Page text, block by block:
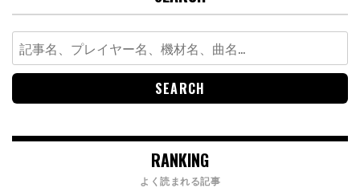
Search
for:
RANKING
よく読まれる記事